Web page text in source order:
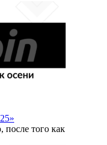
того как